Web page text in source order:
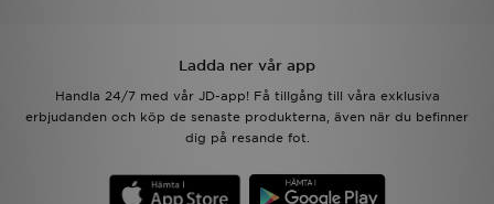
Ladda ner vår app
Handla 24/7 med vår JD-app! Få tillgång till våra exklusiva
erbjudanden och köp de senaste produkterna, även när du befinner
dig på resande fot.